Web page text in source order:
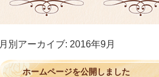
月別アーカイブ: 2016年9月
ホームページを公開しました